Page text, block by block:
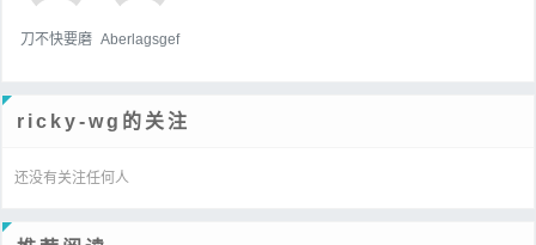
刀不快要磨 Aberlagsgef
ricky-wg的关注
还没有关注任何人